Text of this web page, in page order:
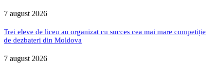
7 august 2026
Trei eleve de liceu au organizat cu succes cea mai mare competiție
de dezbateri din Moldova
7 august 2026